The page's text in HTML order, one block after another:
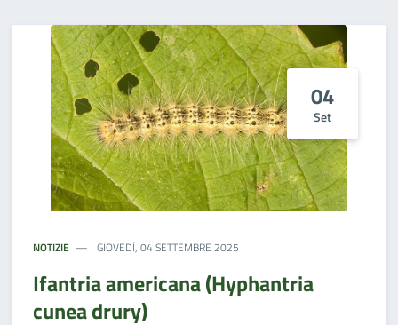
04
Set
NOTIZIE GIOVEDÌ, 04 SETTEMBRE 2025
Ifantria americana (Hyphantria
cunea drury)